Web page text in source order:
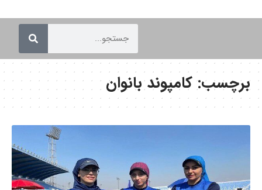
برچسب:کامپوند بانوان